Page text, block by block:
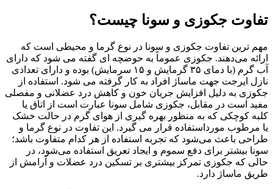
تفاوت‌ جکوزی و سونا چیست؟
مهم ترین تفاوت جکوزی و سونا در نوع گرما و محیطی است که
ارائه می‌دهند. جکوزی عموماً به حوضچه ای گفته می شود که دارای
آب گرم (با دمای ۳۵ گرمایش و ۱۵ سرمایش) بوده و دارای تعدادی
نازل ایرجت جهت ماساژ افراد به کار گرفته می شود. استفاده از
جکوزی به دلیل افزایش جریان خون و کاهش درد عضلانی و مفصلی
مفید است در مقابل، جکوزی شامل سونا عبارت است از اتاق یا
کلبه کوچکی که به منظور بهره گیری از هوای گرم در حالت خشک
یا مرطوب مورداستفاده قرار می گیرد. این تفاوت در نوع گرما و
طراحی باعث می‌شود که تجربه استفاده از هر کدام متفاوت باشد؛
سونا بیشتر برای دفع سموم و ایجاد تعریق استفاده می‌شود، در
حالی که جکوزی تمرکز بیشتری بر تسکین درد عضلات و آرامش از
طریق ماساژ دارد.